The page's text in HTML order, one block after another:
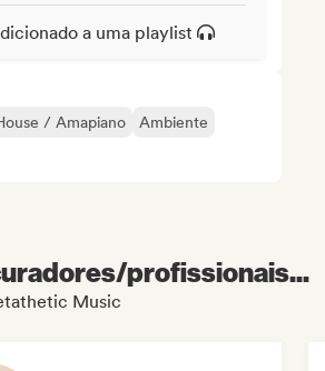
a uma playlist
/ Amapiano
Ambiente
profissionais...
Music